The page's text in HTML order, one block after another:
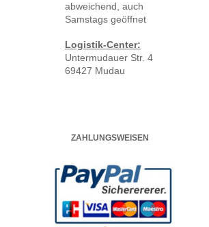
abweichend, auch
Samstags geöffnet
Logistik-Center:
Untermudauer Str. 4
69427 Mudau
ZAHLUNGSWEISEN